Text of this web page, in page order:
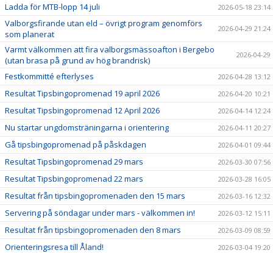
Ladda för MTB-lopp 14 juli 2026-05-18 23:14
Valborgsfirande utan eld – övrigt program genomförs
som planerat
2026-04-29 21:24
Varmt välkommen att fira valborgsmässoafton i Bergebo
(utan brasa på grund av hög brandrisk)
2026-04-29
Festkommitté efterlyses 2026-04-28 13:12
Resultat Tipsbingopromenad 19 april 2026 2026-04-20 10:21
Resultat Tipsbingopromenad 12 April 2026 2026-04-14 12:24
Nu startar ungdomsträningarna i orientering 2026-04-11 20:27
Gå tipsbingopromenad på påskdagen 2026-04-01 09:44
Resultat Tipsbingopromenad 29 mars 2026-03-30 07:56
Resultat Tipsbingopromenad 22 mars 2026-03-28 16:05
Resultat från tipsbingopromenaden den 15 mars 2026-03-16 12:32
Servering på söndagar under mars - välkommen in! 2026-03-12 15:11
Resultat från tipsbingopromenaden den 8 mars 2026-03-09 08:59
Orienteringsresa till Åland! 2026-03-04 19:20